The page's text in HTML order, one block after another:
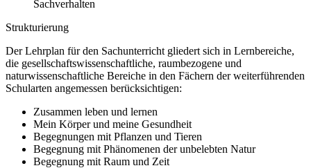
Sachverhalten
Strukturierung
Der Lehrplan für den Sachunterricht gliedert sich in Lernbereiche,
die gesellschaftswissenschaftliche, raumbezogene und
naturwissenschaftliche Bereiche in den Fächern der weiterführenden
Schularten angemessen berücksichtigen:
Zusammen leben und lernen
Mein Körper und meine Gesundheit
Begegnungen mit Pflanzen und Tieren
Begegnung mit Phänomenen der unbelebten Natur
Begegnung mit Raum und Zeit